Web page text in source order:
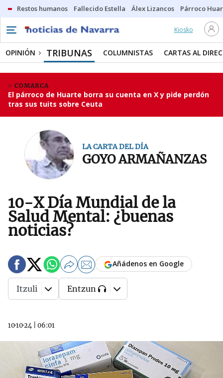
Restos humanos Fallecido Estella Álex Lizancos Párroco
Kiosko
OPINIÓN TRIBUNAS COLUMNISTAS CARTAS AL
COMARCA
El párroco de Huarte borra su cuenta en X y pide perdón
tras sus tuits sobre Ceuta
LA CARTA DEL DÍA
GOYO ARMAÑANZAS
10-X Día Mundial de la
Salud Mental: ¿buenas
noticias?
10·10·24 06:01
Añádenos en Google
Itzuli Entzun